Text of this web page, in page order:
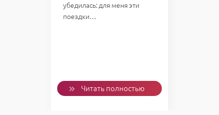
убедилась: для меня эти
поездки…
Читать полностью